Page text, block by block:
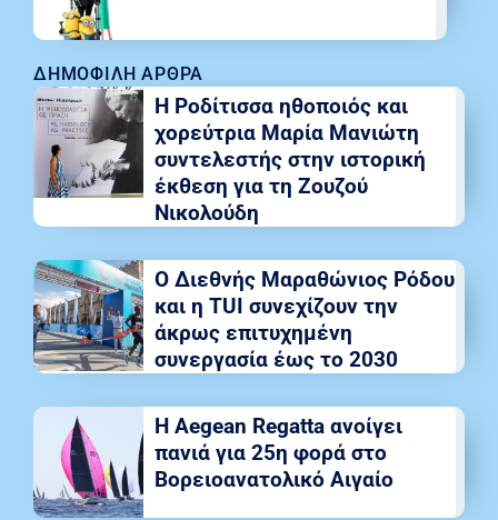
ΔΗΜΟΦΙΛΉ ΆΡΘΡΑ
Η Ροδίτισσα ηθοποιός και
χορεύτρια Μαρία Μανιώτη
συντελεστής στην ιστορική
έκθεση για τη Ζουζού
Νικολούδη
Ο Διεθνής Μαραθώνιος Ρόδου
και η TUI συνεχίζουν την
άκρως επιτυχημένη
συνεργασία έως το 2030
Η Aegean Regatta ανοίγει
πανιά για 25η φορά στο
Βορειοανατολικό Αιγαίο